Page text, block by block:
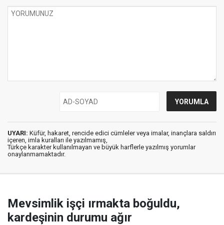
UYARI: Küfür, hakaret, rencide edici cümleler veya imalar, inançlara saldırı
içeren, imla kuralları ile yazılmamış,
Türkçe karakter kullanılmayan ve büyük harflerle yazılmış yorumlar
onaylanmamaktadır.
Mevsimlik işçi ırmakta boğuldu,
kardeşinin durumu ağır